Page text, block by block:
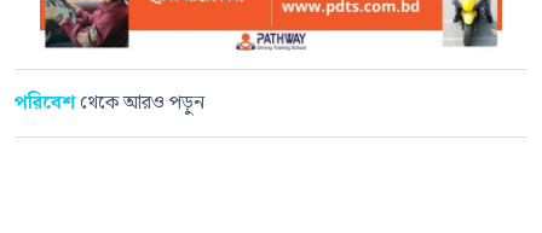
পরিবেশথেকে আরও পড়ুন